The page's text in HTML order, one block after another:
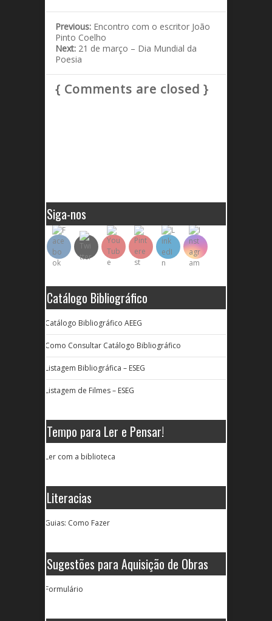
Previous: Encontro com o escritor João
Pinto Coelho
Next: 21 de março – Dia Mundial da
Poesia
{ Comments are closed }
Siga-nos
Catálogo Bibliográfico
Catálogo Bibliográfico AEEG
Como Consultar Catálogo Bibliográfico
Listagem Bibliográfica – ESEG
Listagem de Filmes – ESEG
Tempo para Ler e Pensar!
Ler com a biblioteca
Literacias
Guias: Como Fazer
Sugestões para Aquisição de Obras
Formulário